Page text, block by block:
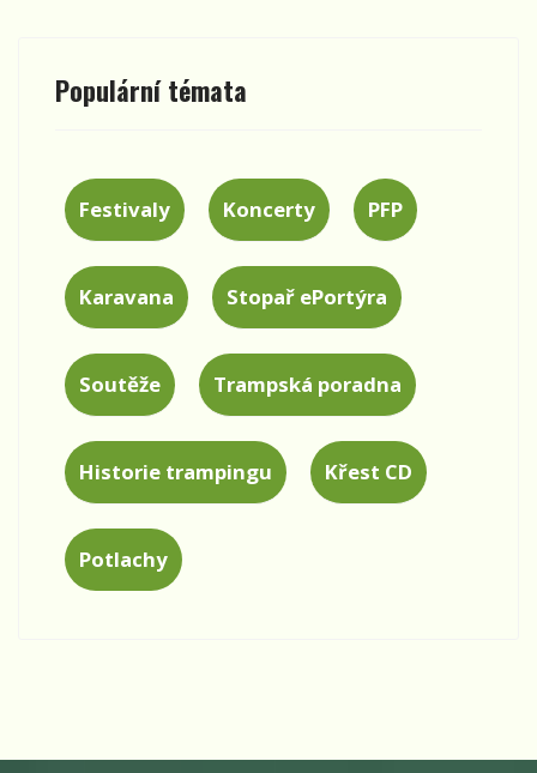
Populární témata
Festivaly Koncerty PFP
Karavana Stopař ePortýra
Soutěže Trampská poradna
Historie trampingu Křest CD
Potlachy